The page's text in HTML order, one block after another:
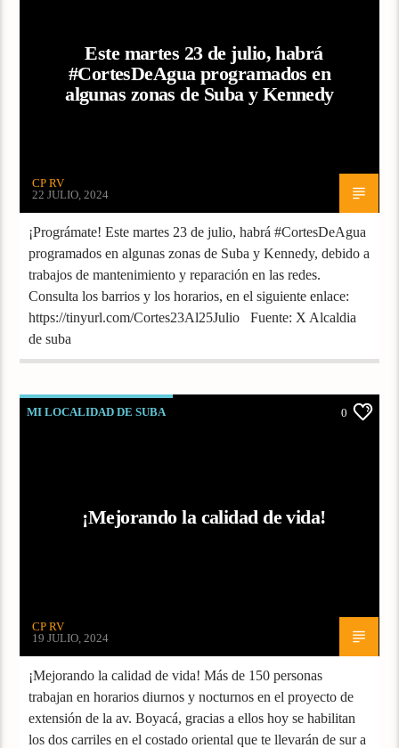
Este martes 23 de julio, habrá
#CortesDeAgua programados en
algunas zonas de Suba y Kennedy
CP RV
22 JULIO, 2024
¡Prográmate! Este martes 23 de julio, habrá #CortesDeAgua
programados en algunas zonas de Suba y Kennedy, debido a
trabajos de mantenimiento y reparación en las redes.
Consulta los barrios y los horarios, en el siguiente enlace:
https://tinyurl.com/Cortes23Al25Julio Fuente: X Alcaldia
de suba
MI LOCALIDAD DE SUBA 0
¡Mejorando la calidad de vida!
CP RV
19 JULIO, 2024
¡Mejorando la calidad de vida! Más de 150 personas
trabajan en horarios diurnos y nocturnos en el proyecto de
extensión de la av. Boyacá, gracias a ellos hoy se habilitan
los dos carriles en el costado oriental que te llevarán de sur a